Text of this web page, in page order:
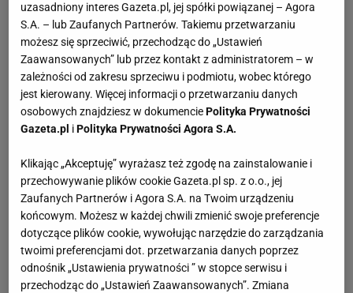
uzasadniony interes Gazeta.pl, jej spółki powiązanej – Agora
S.A. – lub Zaufanych Partnerów. Takiemu przetwarzaniu
możesz się sprzeciwić, przechodząc do „Ustawień
Zaawansowanych” lub przez kontakt z administratorem – w
zależności od zakresu sprzeciwu i podmiotu, wobec którego
jest kierowany. Więcej informacji o przetwarzaniu danych
osobowych znajdziesz w dokumenciePolityka Prywatności
Gazeta.pl iPolityka Prywatności Agora S.A.
Klikając „Akceptuję” wyrażasz też zgodę na zainstalowanie i
przechowywanie plików cookie Gazeta.pl sp. z o.o., jej
Zaufanych Partnerów i Agora S.A. na Twoim urządzeniu
końcowym. Możesz w każdej chwili zmienić swoje preferencje
dotyczące plików cookie, wywołując narzędzie do zarządzania
twoimi preferencjami dot. przetwarzania danych poprzez
odnośnik „Ustawienia prywatności ” w stopce serwisu i
przechodząc do „Ustawień Zaawansowanych”. Zmiana